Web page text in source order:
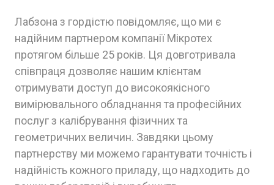
Лабзона з гордістю повідомляє, що ми є
надійним партнером компанії Мікротех
протягом більше 25 років. Ця довготривала
співпраця дозволяє нашим клієнтам
отримувати доступ до високоякісного
вимірювального обладнання та професійних
послуг з калібрування фізичних та
геометричних величин. Завдяки цьому
партнерству ми можемо гарантувати точність і
надійність кожного приладу, що надходить до